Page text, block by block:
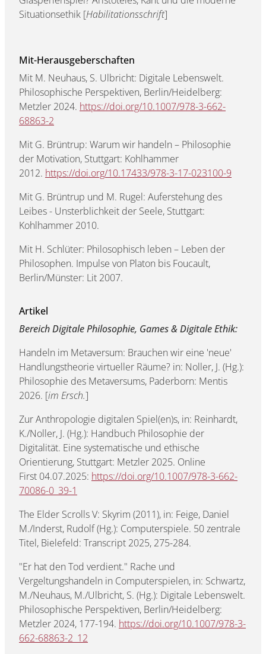
Situationsethik [Habilitationsschrift]
Mit-Herausgeberschaften
Mit M. Neuhaus, S. Ulbricht: Digitale Lebenswelt.
Philosophische Perspektiven, Berlin/Heidelberg:
Metzler 2024. https://doi.org/10.1007/978-3-662-
68863-2
Mit G. Brüntrup: Warum wir handeln – Philosophie
der Motivation, Stuttgart: Kohlhammer
2012. https://doi.org/10.17433/978-3-17-023100-9
Mit G. Brüntrup und M. Rugel: Auferstehung des
Leibes - Unsterblichkeit der Seele, Stuttgart:
Kohlhammer 2010.
Mit H. Schlüter: Philosophisch leben – Leben der
Philosophen. Impulse von Platon bis Foucault,
Berlin/Münster: Lit 2007.
Artikel
Bereich Digitale Philosophie, Games & Digitale Ethik:
Handeln im Metaversum: Brauchen wir eine 'neue'
Handlungstheorie virtueller Räume? in: Noller, J. (Hg.):
Philosophie des Metaversums, Paderborn: Mentis
2026. [im Ersch.]
Zur Anthropologie digitalen Spiel(en)s, in: Reinhardt,
K./Noller, J. (Hg.): Handbuch Philosophie der
Digitalität. Eine systematische und ethische
Orientierung, Stuttgart: Metzler 2025. Online
First 04.07.2025: https://doi.org/10.1007/978-3-662-
70086-0_39-1
The Elder Scrolls V: Skyrim (2011), in: Feige, Daniel
M./Inderst, Rudolf (Hg.): Computerspiele. 50 zentrale
Titel, Bielefeld: Transcript 2025, 275-284.
"Er hat den Tod verdient." Rache und
Vergeltungshandeln in Computerspielen, in: Schwartz,
M./Neuhaus, M./Ulbricht, S. (Hg.): Digitale Lebenswelt.
Philosophische Perspektiven, Berlin/Heidelberg:
Metzler 2024, 177-194. https://doi.org/10.1007/978-3-
662-68863-2_12